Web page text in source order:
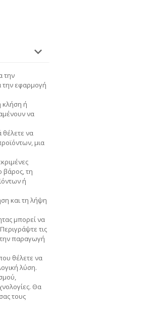
την
την εφαρμογή
κλήση ή
να
θέλετε να
μια
βάρος, τη
ή
και τη λήψη
μπορεί να
τις
παραγωγή
θέλετε να
λύση.
Θα
τους